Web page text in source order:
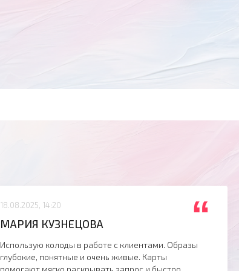
18.08.2025, 14:20 “
МАРИЯ КУЗНЕЦОВА
Использую колоды в работе с клиентами. Образы
глубокие, понятные и очень живые. Карты